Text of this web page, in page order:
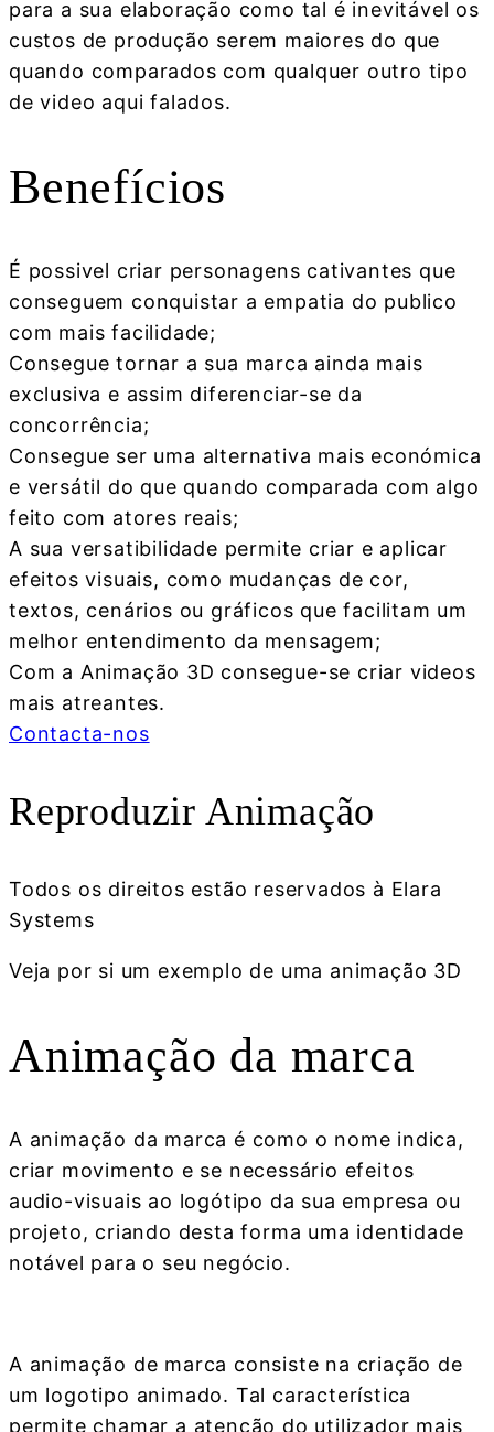
para a sua elaboração como tal é inevitável os
custos de produção serem maiores do que
quando comparados com qualquer outro tipo
de video aqui falados.
Benefícios
É possivel criar personagens cativantes que
conseguem conquistar a empatia do publico
com mais facilidade;
Consegue tornar a sua marca ainda mais
exclusiva e assim diferenciar-se da
concorrência;
Consegue ser uma alternativa mais económica
e versátil do que quando comparada com algo
feito com atores reais;
A sua versatibilidade permite criar e aplicar
efeitos visuais, como mudanças de cor,
textos, cenários ou gráficos que facilitam um
melhor entendimento da mensagem;
Com a Animação 3D consegue-se criar videos
mais atreantes.
Contacta-nos
Reproduzir Animação
Todos os direitos estão reservados à Elara
Systems
Veja por si um exemplo de uma animação 3D
Animação da marca
A animação da marca é como o nome indica,
criar movimento e se necessário efeitos
audio-visuais ao logótipo da sua empresa ou
projeto, criando desta forma uma identidade
notável para o seu negócio.
A animação de marca consiste na criação de
um logotipo animado. Tal característica
permite chamar a atenção do utilizador mais